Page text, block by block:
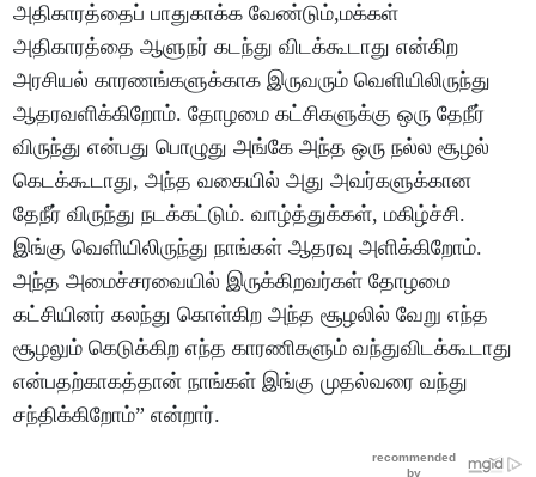
அதிகாரத்தைப் பாதுகாக்க வேண்டும்,மக்கள்
அதிகாரத்தை ஆளுநர் கடந்து விடக்கூடாது என்கிற
அரசியல் காரணங்களுக்காக இருவரும் வெளியிலிருந்து
ஆதரவளிக்கிறோம். தோழமை கட்சிகளுக்கு ஒரு தேநீர்
விருந்து என்பது பொழுது அங்கே அந்த ஒரு நல்ல சூழல்
கெடக்கூடாது, அந்த வகையில் அது அவர்களுக்கான
தேநீர் விருந்து நடக்கட்டும். வாழ்த்துக்கள், மகிழ்ச்சி.
இங்கு வெளியிலிருந்து நாங்கள் ஆதரவு அளிக்கிறோம்.
அந்த அமைச்சரவையில் இருக்கிறவர்கள் தோழமை
கட்சியினர் கலந்து கொள்கிற அந்த சூழலில் வேறு எந்த
சூழலும் கெடுக்கிற எந்த காரணிகளும் வந்துவிடக்கூடாது
என்பதற்காகத்தான் நாங்கள் இங்கு முதல்வரை வந்து
சந்திக்கிறோம்” என்றார்.